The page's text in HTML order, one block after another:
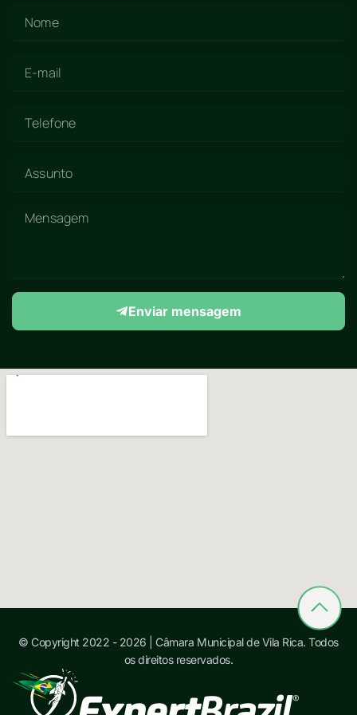
Enviar mensagem
© Copyright 2022 - 2026 | Câmara Municipal de Vila Rica. Todos
os direitos reservados.